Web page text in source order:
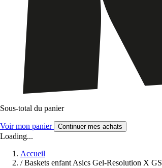
Sous-total du panier
Voir mon panier Continuer mes achats
Loading...
Accueil
/ Baskets enfant Asics Gel-Resolution X GS